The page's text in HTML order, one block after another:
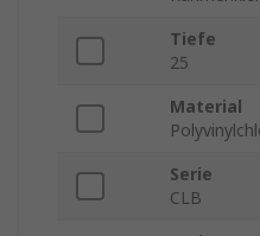
Tiefe
25
Material
Serie
CLB